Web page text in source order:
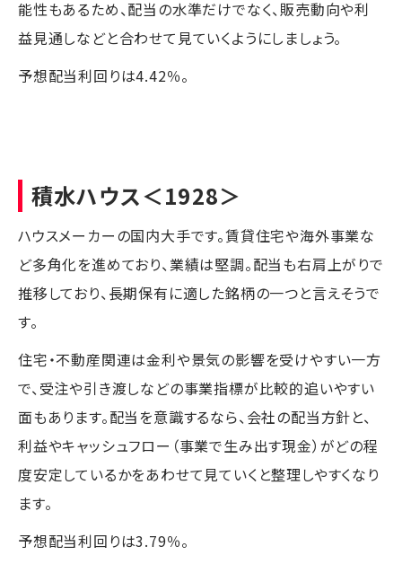
能性もあるため、配当の水準だけでなく、販売動向や利
益見通しなどと合わせて見ていくようにしましょう。
予想配当利回りは4.42％。
積水ハウス＜1928＞
ハウスメーカーの国内大手です。賃貸住宅や海外事業な
ど多角化を進めており、業績は堅調。配当も右肩上がりで
推移しており、長期保有に適した銘柄の一つと言えそうで
す。
住宅・不動産関連は金利や景気の影響を受けやすい一方
で、受注や引き渡しなどの事業指標が比較的追いやすい
面もあります。配当を意識するなら、会社の配当方針と、
利益やキャッシュフロー（事業で生み出す現金）がどの程
度安定しているかをあわせて見ていくと整理しやすくなり
ます。
予想配当利回りは3.79％。